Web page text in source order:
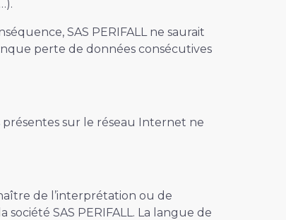
SAS PERIFALL ne saurait
perte de données consécutives
sur le réseau Internet ne
de l’interprétation ou de
SAS PERIFALL. La langue de